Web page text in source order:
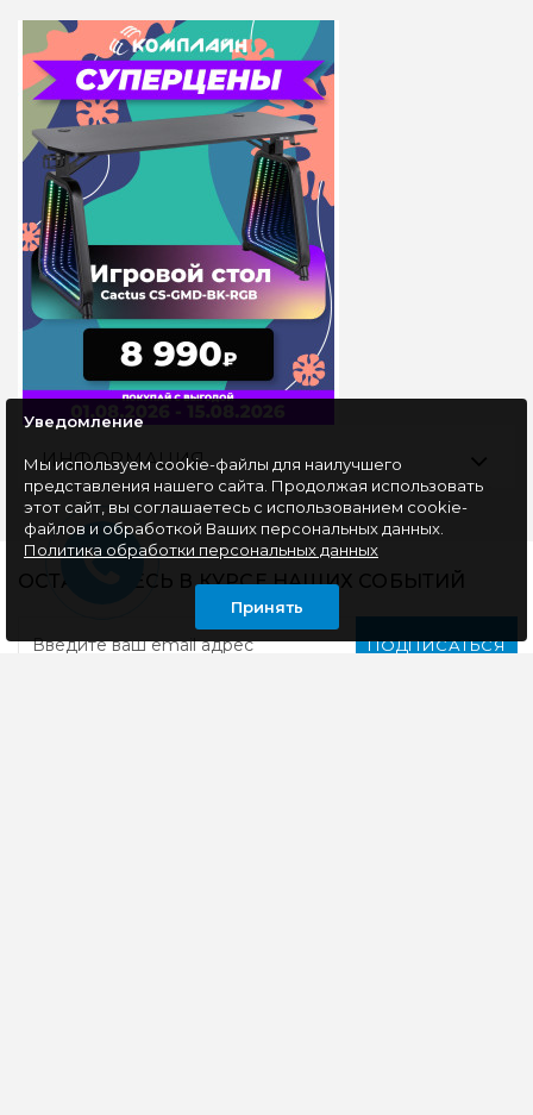
ИНФОРМАЦИЯ
ОСТАВАЙТЕСЬ В КУРСЕ НАШИХ СОБЫТИЙ
ПОДПИСАТЬСЯ
Уведомление
Мы используем cookie-файлы для наилучшего
представления нашего сайта. Продолжая использовать
этот сайт, вы соглашаетесь с использованием cookie-
файлов и обработкой Ваших персональных данных.
Политика обработки персональных данных
Принять